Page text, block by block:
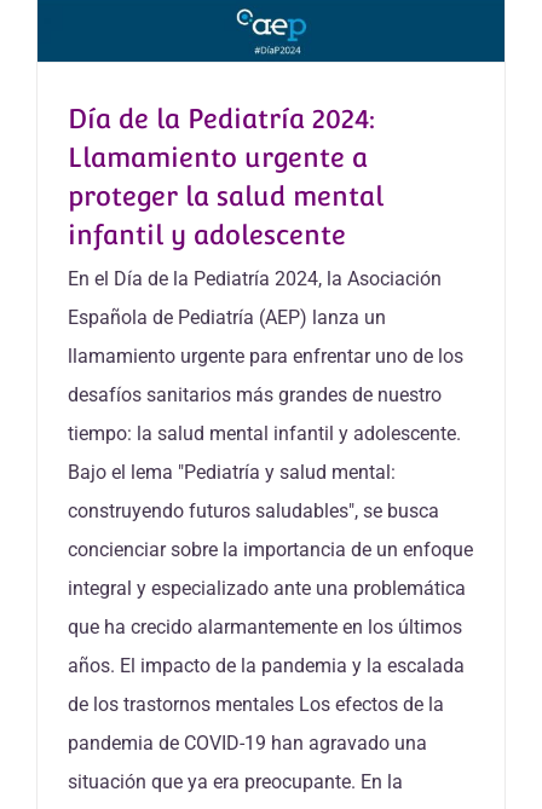
Día de la Pediatría 2024:
Llamamiento urgente a
proteger la salud mental
infantil y adolescente
En el Día de la Pediatría 2024, la Asociación
Española de Pediatría (AEP) lanza un
llamamiento urgente para enfrentar uno de los
desafíos sanitarios más grandes de nuestro
tiempo: la salud mental infantil y adolescente.
Bajo el lema "Pediatría y salud mental:
construyendo futuros saludables", se busca
concienciar sobre la importancia de un enfoque
integral y especializado ante una problemática
que ha crecido alarmantemente en los últimos
años. El impacto de la pandemia y la escalada
de los trastornos mentales Los efectos de la
pandemia de COVID-19 han agravado una
situación que ya era preocupante. En la